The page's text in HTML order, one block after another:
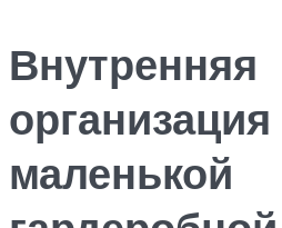
Внутренняя
организация
маленькой